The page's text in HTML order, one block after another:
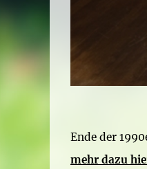
Ende der
mehr dazu